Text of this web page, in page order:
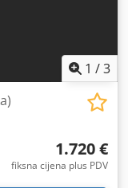
1 /3
1.720 €
fiksna cijena plus PDV